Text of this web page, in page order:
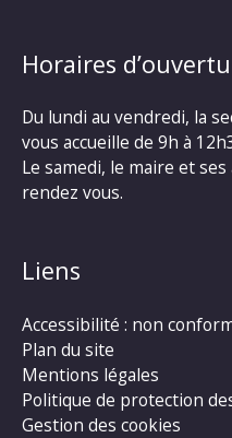
Horaires
Du lundi au vendredi, la
vous accueille de 9h à
Le samedi, le maire et
rendez vous.
Liens
Accessibilité : non
Plan du site
Mentions légales
Politique de protection
Gestion des cookies